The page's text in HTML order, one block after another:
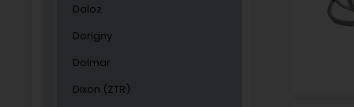
Daloz
Dorigny
Dolmar
Dixon (ZTR)